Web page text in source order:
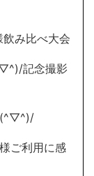
み比べ大会
記念撮影
(^▽^)/
ご利用に感